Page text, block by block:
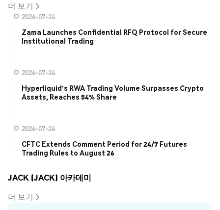
더 보기
2026-07-24
Zama Launches Confidential RFQ Protocol for Secure
Institutional Trading
2026-07-24
Hyperliquid's RWA Trading Volume Surpasses Crypto
Assets, Reaches 54% Share
2026-07-24
CFTC Extends Comment Period for 24/7 Futures
Trading Rules to August 26
JACK (JACK) 아카데미
더 보기